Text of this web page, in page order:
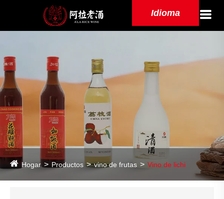
Idioma
Hogar Productos vino de frutas Vino de lichi